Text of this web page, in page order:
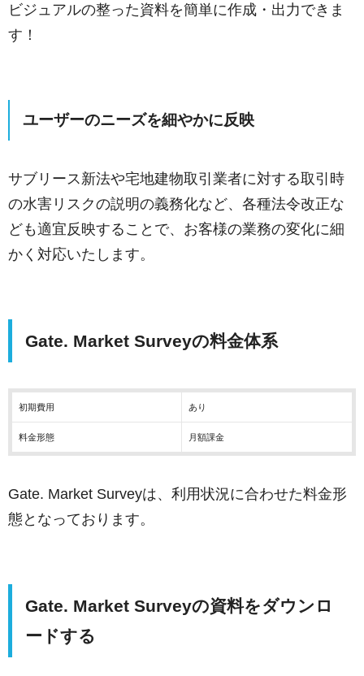
​ビジュアルの整った資料を簡単に作成・出力できま
す！
ユーザーのニーズを細やかに反映
サブリース新法や宅地建物取引業者に対する取引時
の水害リスクの説明の義務化など、各種法令改正な
ども適宜反映することで、お客様の業務の変化に細
かく対応いたします。
Gate. Market Surveyの料金体系
初期費用 あり
料金形態 月額課金
Gate. Market Surveyは、利用状況に合わせた料金形
態となっております。
Gate. Market Surveyの資料をダウンロ
ードする